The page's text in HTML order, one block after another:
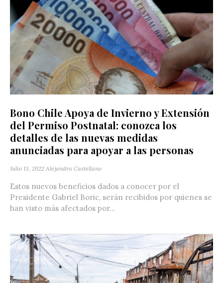
Bono Chile Apoya de Invierno y Extensión
del Permiso Postnatal: conozca los
detalles de las nuevas medidas
anunciadas para apoyar a las personas
Julio 13, 2022 Alejandra Castellano
Estos nuevos beneficios dados a conocer por el
Presidente Gabriel Boric, serán recibidos por quienes se
han visto más afectados por...